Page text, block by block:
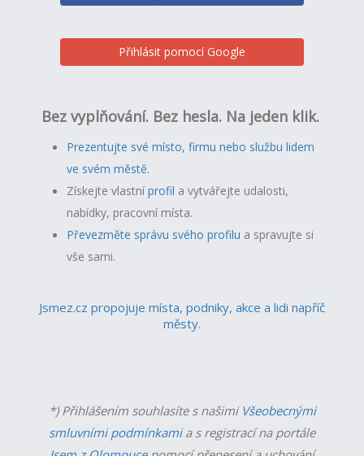
Přihlásit pomocí Google
Bez vyplňování. Bez hesla. Na jeden klik.
Prezentujte své místo, firmu nebo službu lidem
ve svém městě.
Získejte vlastníprofil a vytvářejte udalosti,
nabídky, pracovní místa.
Převezměte správu svého profilu a spravujte si
vše sami.
Jsmez.cz propojuje místa, podniky, akce a lidi napříč
městy.
*) Přihlášením souhlasíte s našimi Všeobecnými
smluvními podmínkamia s registrací na portále